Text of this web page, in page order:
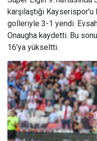
karşılaştığı
golleriyle 3-1 yendi.
Onaugha kaydetti. Bu
16'ya yükseltti.